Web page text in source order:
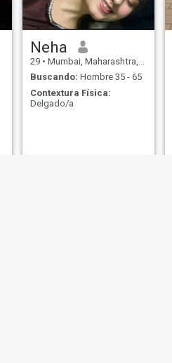
Neha
29 • Mumbai, Maharashtra, India
Buscando: Hombre 35 - 65
Contextura Física:
Delgado/a